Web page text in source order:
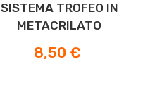
SISTEMA TROFEO IN
METACRILATO
Prezzo
8,50 €